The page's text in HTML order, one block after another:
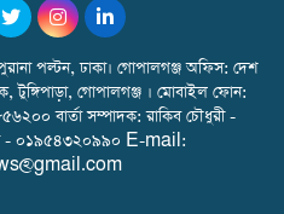
পল্টন, ঢাকা। গোপালগঞ্জ অফিস: দেশ
টুঙ্গিপাড়া, গোপালগঞ্জ । মোবাইল ফোন:
বার্তা সম্পাদক: রাকিব চৌধুরী -
- ০১৯৫৪৩২০৯৯০ E-mail: